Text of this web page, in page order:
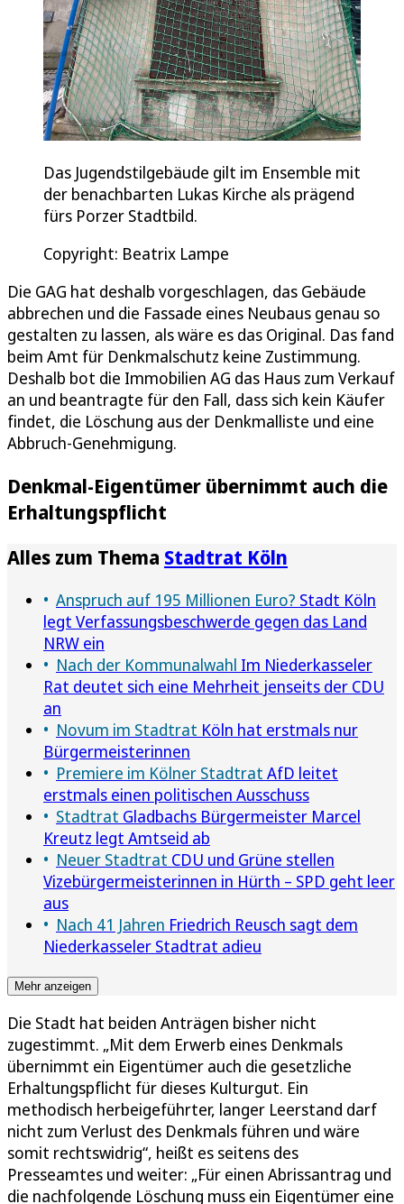
Das Jugendstilgebäude gilt im Ensemble mit
der benachbarten Lukas Kirche als prägend
fürs Porzer Stadtbild.
Copyright: Beatrix Lampe
Die GAG hat deshalb vorgeschlagen, das Gebäude
abbrechen und die Fassade eines Neubaus genau so
gestalten zu lassen, als wäre es das Original. Das fand
beim Amt für Denkmalschutz keine Zustimmung.
Deshalb bot die Immobilien AG das Haus zum Verkauf
an und beantragte für den Fall, dass sich kein Käufer
findet, die Löschung aus der Denkmalliste und eine
Abbruch-Genehmigung.
Denkmal-Eigentümer übernimmt auch die
Erhaltungspflicht
Alles zum Thema Stadtrat Köln
Anspruch auf 195 Millionen Euro? Stadt Köln
legt Verfassungsbeschwerde gegen das Land
NRW ein
Nach der Kommunalwahl Im Niederkasseler
Rat deutet sich eine Mehrheit jenseits der CDU
an
Novum im Stadtrat Köln hat erstmals nur
Bürgermeisterinnen
Premiere im Kölner Stadtrat AfD leitet
erstmals einen politischen Ausschuss
Stadtrat Gladbachs Bürgermeister Marcel
Kreutz legt Amtseid ab
Neuer Stadtrat CDU und Grüne stellen
Vizebürgermeisterinnen in Hürth – SPD geht leer
aus
Nach 41 Jahren Friedrich Reusch sagt dem
Niederkasseler Stadtrat adieu
Mehr anzeigen
Die Stadt hat beiden Anträgen bisher nicht
zugestimmt. „Mit dem Erwerb eines Denkmals
übernimmt ein Eigentümer auch die gesetzliche
Erhaltungspflicht für dieses Kulturgut. Ein
methodisch herbeigeführter, langer Leerstand darf
nicht zum Verlust des Denkmals führen und wäre
somit rechtswidrig“, heißt es seitens des
Presseamtes und weiter: „Für einen Abrissantrag und
die nachfolgende Löschung muss ein Eigentümer eine